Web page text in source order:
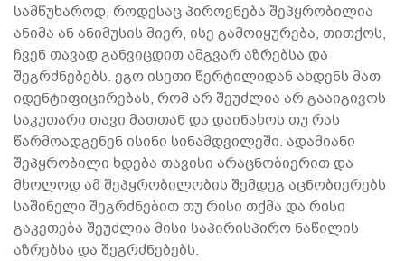
სამწუხაროდ, როდესაც პიროვნება შეპყრობილია
ანიმა ან ანიმუსის მიერ, ისე გამოიყურება, თითქოს,
ჩვენ თავად განვიცდით ამგვარ აზრებსა და
შეგრძნებებს. ეგო ისეთი წერტილიდან ახდენს მათ
იდენტიფიცირებას, რომ არ შეუძლია არ გააიგივოს
საკუთარი თავი მათთან და დაინახოს თუ რას
წარმოადგენენ ისინი სინამდვილეში. ადამიანი
შეპყრობილი ხდება თავისი არაცნობიერით და
მხოლოდ ამ შეპყრობილობის შემდეგ აცნობიერებს
საშინელი შეგრძნებით თუ რისი თქმა და რისი
გაკეთება შეუძლია მისი საპირისპირო ნაწილის
აზრებსა და შეგრძნებებს.